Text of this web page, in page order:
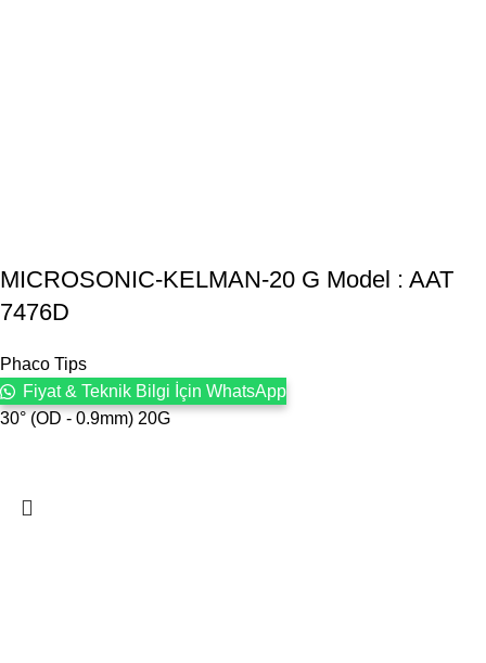
MICROSONIC-KELMAN-20 G Model : AAT
7476D
Phaco Tips
Fiyat & Teknik Bilgi İçin WhatsApp
30° (OD - 0.9mm) 20G